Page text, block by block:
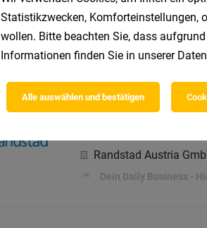
Lagermitarbeiter
Randstad Austria
Randstad Austria
Dein Daily Business -
Statistikzwecken, Komforteinstellungen,
wollen. Bitte beachten Sie, dass
Informationen finden Sie in unserer
Alle auswählen und bestätigen